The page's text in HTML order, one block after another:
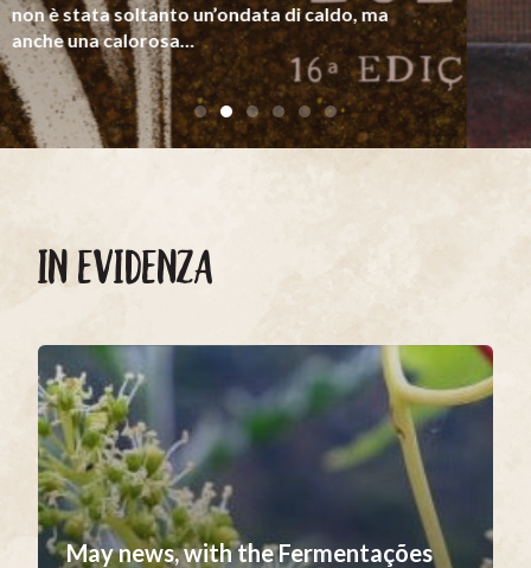
relazione tra chi lo produce e la (sua) terra e che
mette in luce la sua complessità espressiva.
IN EVIDENZA
May news, with the Fermentações